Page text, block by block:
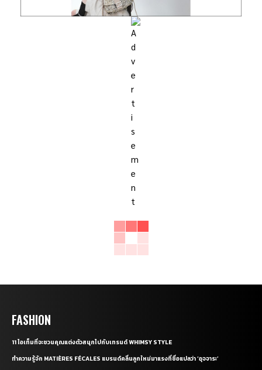
FASHION
11 ไอเท็มที่จะชวนคุณแต่งตัวสนุกไปกับเทรนด์ WHIMSY STYLE
ทำความรู้จัก MATIÈRES FÉCALES แบรนด์คลื่นลูกใหม่มาแรงที่ชื่อแปลว่า ‘อุจจาระ’